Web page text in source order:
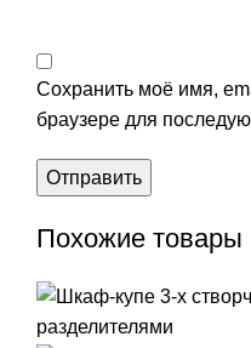
Сохранить моё имя,
браузере для
Похожие товары